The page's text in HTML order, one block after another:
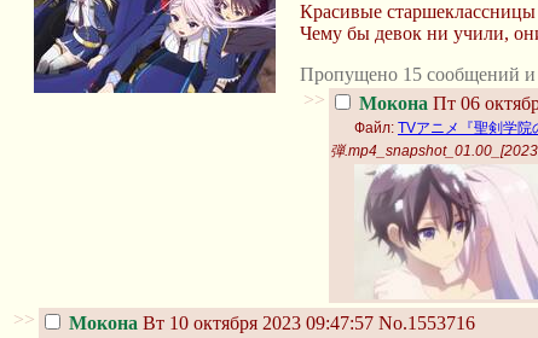
Красивые
Чему бы девок ни учили,
Пропущено 15 сообщений и
>>
Мокона Пт 06
Файл: TVアニメ『聖剣学
弾
>> Мокона Вт 10 октября 2023 09:47:57 No.1553716